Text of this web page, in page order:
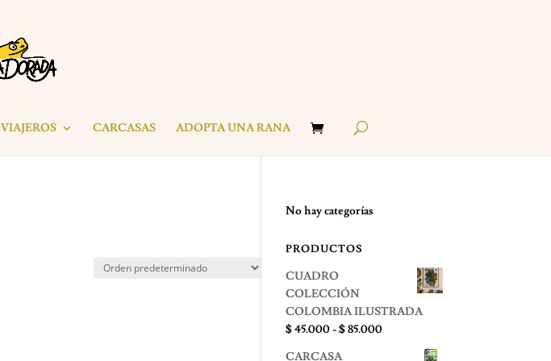
VIAJEROS CARCASAS ADOPTA UNA RANA
No hay categorías
PRODUCTOS
CUADRO
COLECCIÓN
COLOMBIA ILUSTRADA
$45.000-$85.000Rango
CARCASA